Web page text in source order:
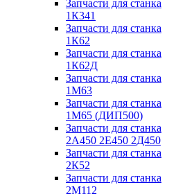
Запчасти для станка
1К341
Запчасти для станка
1К62
Запчасти для станка
1К62Д
Запчасти для станка
1М63
Запчасти для станка
1М65 (ДИП500)
Запчасти для станка
2А450 2Е450 2Д450
Запчасти для станка
2К52
Запчасти для станка
2М112